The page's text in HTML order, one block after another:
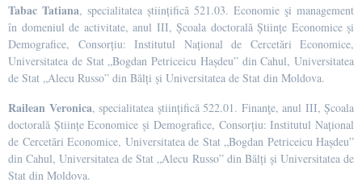
Tabac Tatiana, specialitatea științifică 521.03. Economie şi management
în domeniul de activitate, anul III, Școala doctorală Științe Economice și
Demografice, Consorțiu: Institutul Național de Cercetări Economice,
Universitatea de Stat „Bogdan Petriceicu Hașdeu” din Cahul, Universitatea
de Stat „Alecu Russo” din Bălți și Universitatea de Stat din Moldova.
Railean Veronica, specialitatea științifică 522.01. Finanţe, anul III, Școala
doctorală Științe Economice și Demografice, Consorțiu: Institutul Național
de Cercetări Economice, Universitatea de Stat „Bogdan Petriceicu Hașdeu”
din Cahul, Universitatea de Stat „Alecu Russo” din Bălți și Universitatea de
Stat din Moldova.